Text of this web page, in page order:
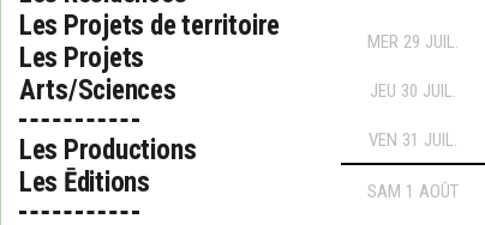
Les Projets de territoire
Les Projets
Arts/Sciences
Les Productions
Les Ēditions
MER 29 JUIL.
JEU 30 JUIL.
VEN 31 JUIL.
SAM 1 AOÛT